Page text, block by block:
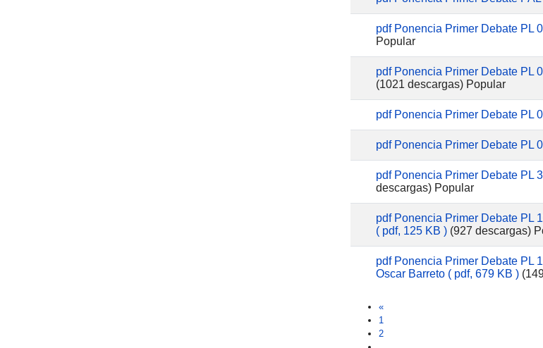
pdf Ponencia Primer Debate PL
Popular
pdf Ponencia Primer Debate PL
(1021 descargas) Popular
pdf Ponencia Primer Debate PL
pdf Ponencia Primer Debate PL
pdf Ponencia Primer Debate PL
descargas) Popular
pdf Ponencia Primer Debate PL
( pdf, 125 KB ) (927 descargas)
pdf Ponencia Primer Debate PL
Oscar Barreto ( pdf, 679 KB )
«
1
2